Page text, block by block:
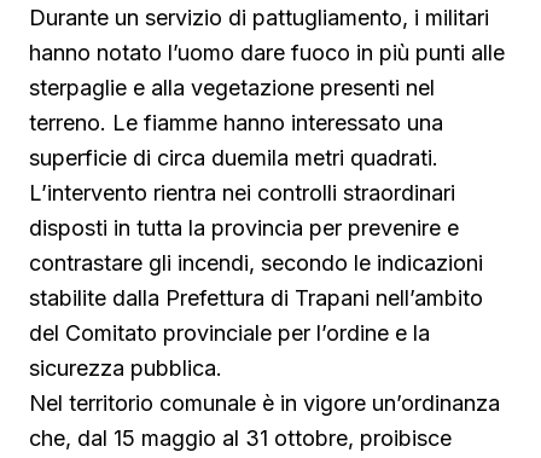
Durante un servizio di pattugliamento, i militari
hanno notato l’uomo dare fuoco in più punti alle
sterpaglie e alla vegetazione presenti nel
terreno. Le fiamme hanno interessato una
superficie di circa duemila metri quadrati.
L’intervento rientra nei controlli straordinari
disposti in tutta la provincia per prevenire e
contrastare gli incendi, secondo le indicazioni
stabilite dalla Prefettura di Trapani nell’ambito
del Comitato provinciale per l’ordine e la
sicurezza pubblica.
Nel territorio comunale è in vigore un’ordinanza
che, dal 15 maggio al 31 ottobre, proibisce